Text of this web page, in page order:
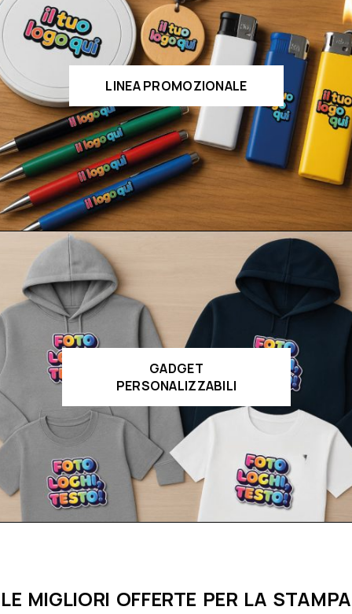
LINEA PROMOZIONALE
GADGET
PERSONALIZZABILI
LE MIGLIORI OFFERTE PER LA STAMPA